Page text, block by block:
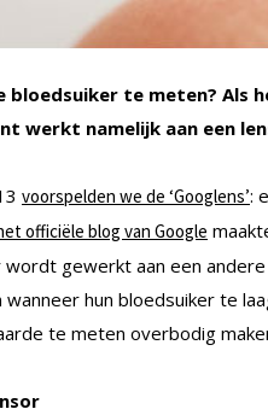
bloedsuiker te meten?
werkt namelijk aan een
voorspelden we de ‘Googlens’:
officiële blog van Google
gewerkt aan een
wanneer hun bloedsuiker te
te meten overbodig